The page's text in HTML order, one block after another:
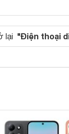
lại "Điện thoại